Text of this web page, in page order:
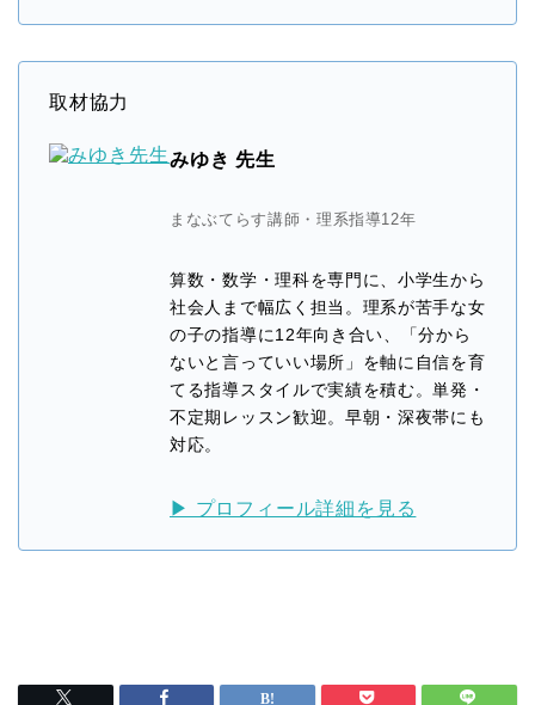
取材協力
みゆき 先生
まなぶてらす講師・理系指導12年
算数・数学・理科を専門に、小学生から
社会人まで幅広く担当。理系が苦手な女
の子の指導に12年向き合い、「分から
ないと言っていい場所」を軸に自信を育
てる指導スタイルで実績を積む。単発・
不定期レッスン歓迎。早朝・深夜帯にも
対応。
▶ プロフィール詳細を見る